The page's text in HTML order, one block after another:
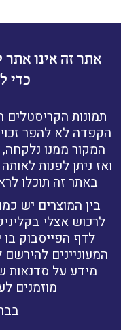
אתר זה אינו
כדי
תמונות הקריסטלים
הקפדה לא להפר
המקור ממנו
ואז ניתן לפנות
באתר זה תוכלו
בין המוצרים יש
לרכוש אצלי
לדף הפייסבוק
המעוניינים
מידע על סדנאות
מוזמנים